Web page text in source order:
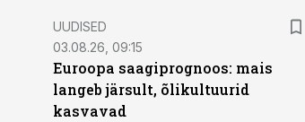
UUDISED
03.08.26, 09:15
Euroopa saagiprognoos: mais
langeb järsult, õlikultuurid
kasvavad